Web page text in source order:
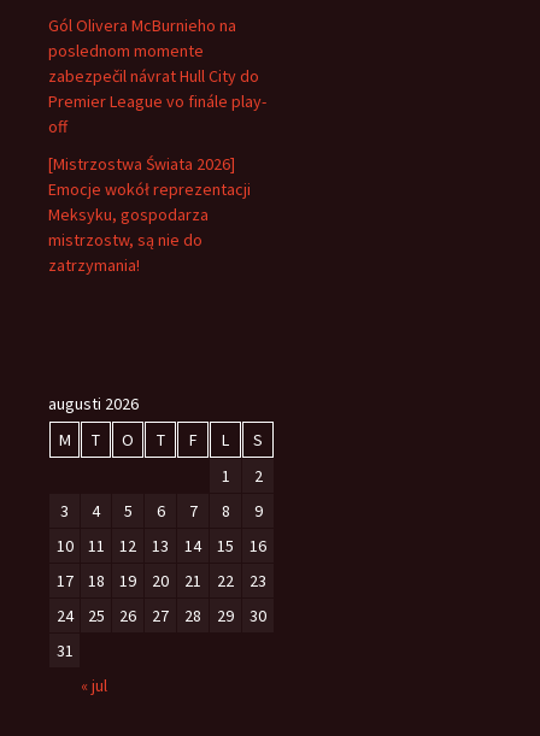
Gól Olivera McBurnieho na
poslednom momente
zabezpečil návrat Hull City do
Premier League vo finále play-
off
[Mistrzostwa Świata 2026]
Emocje wokół reprezentacji
Meksyku, gospodarza
mistrzostw, są nie do
zatrzymania!
augusti 2026
M
T O T F L
S
1
2
3
4 5 6 7 8
9
10
11 12 13 14 15
16
17
18 19 20 21 22
23
24
25 26 27 28 29
30
31
« jul